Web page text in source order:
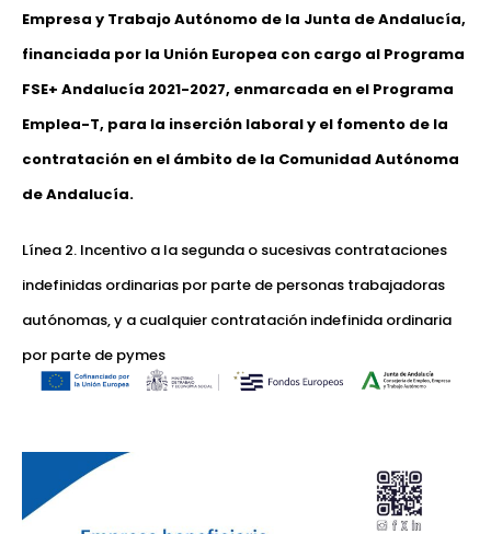
Empresa y Trabajo Autónomo de la Junta de Andalucía,
financiada por la Unión Europea con cargo al Programa
FSE+ Andalucía 2021-2027, enmarcada en el Programa
Emplea-T, para la inserción laboral y el fomento de la
contratación en el ámbito de la Comunidad Autónoma
de Andalucía.
Línea 2. Incentivo a la segunda o sucesivas contrataciones
indefinidas ordinarias por parte de personas trabajadoras
autónomas, y a cualquier contratación indefinida ordinaria
por parte de pymes